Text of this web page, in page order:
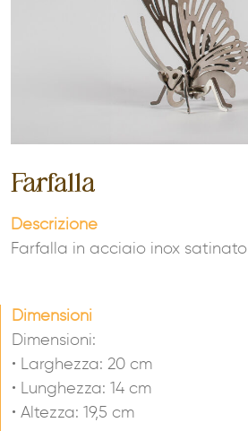
Farfalla
Descrizione
Farfalla in acciaio inox satinato
Dimensioni
Dimensioni:
• Larghezza: 20 cm
• Lunghezza: 14 cm
• Altezza: 19,5 cm